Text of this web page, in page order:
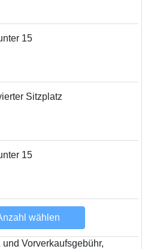
15
Sitzplatz
15
wählen
Vorverkaufsgebühr,